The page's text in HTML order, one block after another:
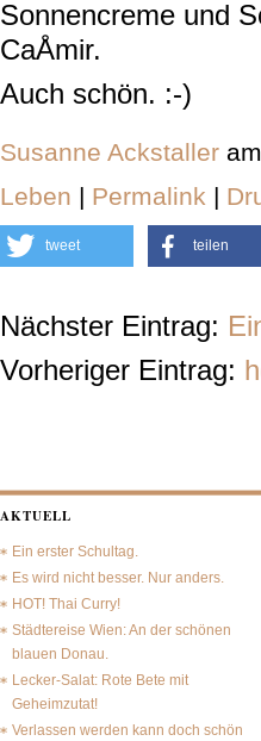
Sonnencreme und
CaÅmir.
Auch schön. :-)
Susanne Ackstaller
Leben | Permalink |
tweet teilen
Nächster Eintrag:
Vorheriger Eintrag:
AKTUELL
Ein erster Schultag.
Es wird nicht besser. Nur anders.
HOT! Thai Curry!
Städtereise Wien: An der schönen
blauen Donau.
Lecker-Salat: Rote Bete mit
Geheimzutat!
Verlassen werden kann doch schön